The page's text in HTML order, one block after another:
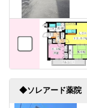
◆ソレアード薬院